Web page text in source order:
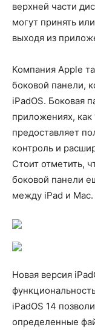
верхней части
могут принять
выходя из
Компания Apple
боковой панели,
iPadOS. Боковая
приложениях, как
предоставляет
контроль и
Стоит отметить,
боковой панели
между iPad и Mac.
Новая версия
iPadOS 14
определенные